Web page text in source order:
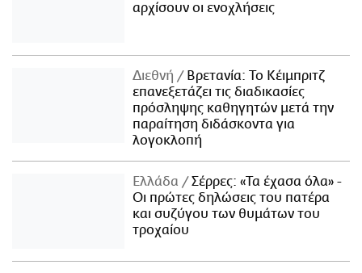
αρχίσουν οι ενοχλήσεις
Διεθνή
Βρετανία: Το Κέιμπριτζ
επανεξετάζει τις διαδικασίες
πρόσληψης καθηγητών μετά την
παραίτηση διδάσκοντα για
λογοκλοπή
Ελλάδα
Σέρρες: «Τα έχασα όλα» -
Οι πρώτες δηλώσεις του πατέρα
και συζύγου των θυμάτων του
τροχαίου